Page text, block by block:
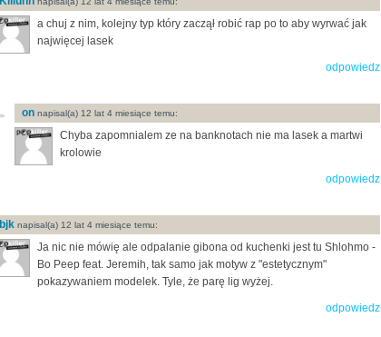
a chuj z nim, kolejny typ który zaczął robić rap po to aby wyrwać jak
najwięcej lasek
odpowiedz
on napisal(a) 12 lat 4 miesiące temu:
Chyba zapomnialem ze na banknotach nie ma lasek a martwi
krolowie
odpowiedz
bjk napisal(a) 12 lat 4 miesiące temu:
Ja nic nie mówię ale odpalanie gibona od kuchenki jest tu Shlohmo -
Bo Peep feat. Jeremih, tak samo jak motyw z "estetycznym"
pokazywaniem modelek. Tyle, że parę lig wyżej.
odpowiedz